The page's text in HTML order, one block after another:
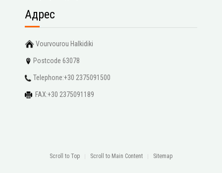
Адрес
Vourvourou Halkidiki
Postcode 63078
Telephone:+30 2375091500
FAX:+30 2375091189
Scroll to Top Scroll to Main Content Sitemap